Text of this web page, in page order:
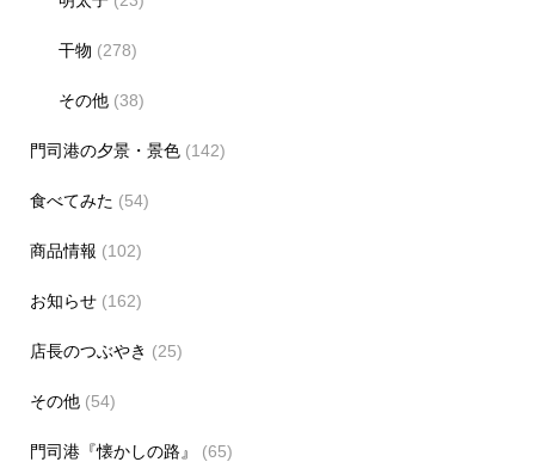
干物 (278)
その他 (38)
門司港の夕景・景色(142)
食べてみた (54)
商品情報 (102)
お知らせ(162)
店長のつぶやき (25)
その他(54)
門司港『懐かしの路』 (65)